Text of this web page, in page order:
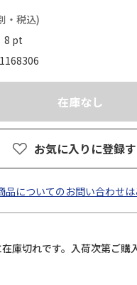
・税込)
8 pt
お気に入りに登録
品についてのお問い合わせは
庫切れです。入荷次第ご購